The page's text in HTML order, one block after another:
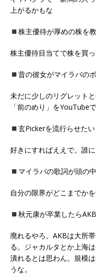
上がるかもな
株主優待が厚めの株を
株主優待目当てで株を買
昔の彼女がマイラバの
未だに少しのリグレット
「前のめり」をYouTube
玄Pickerを流行らせたい
好きにすればええで。誰
マイラバの歌詞が頭の
自分の限界がどこまでか
秋元康が卒業したら
廃れるやろ。AKBは大所
る。ジャカルタとか上海
潰れるとは思わん。規模
うな。